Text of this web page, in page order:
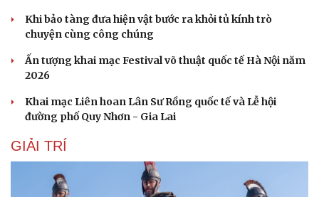
Du lịch
Săn Tour
check-in
Câu chuyện thời sự
Đọc truyện đêm khuya
Cửa sổ tình yêu
Khi bảo tàng đưa hiện vật bước ra khỏi tủ kính trò
chuyện cùng công chúng
Ấn tượng khai mạc Festival võ thuật quốc tế Hà Nội năm
2026
Khai mạc Liên hoan Lân Sư Rồng quốc tế và Lễ hội
đường phố Quy Nhơn - Gia Lai
GIẢI TRÍ